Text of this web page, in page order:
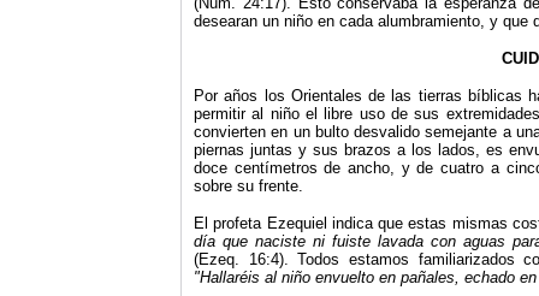
desearan un niño en cada alumbramiento, y que
Por años los Orientales de las tierras bíblicas
permitir al niño el libre uso de sus
convierten en un bulto desvalido semejante a
piernas juntas y sus brazos a los lados, es
doce centímetros de ancho, y de cuatro a
sobre su frente.
El profeta Ezequiel indica que estas mismas
día que naciste ni fuiste lavada con aguas
(Ezeq. 16:4). Todos estamos familiarizados
"Hallaréis al niño envuelto en pañales, echado